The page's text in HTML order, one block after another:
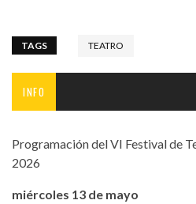
TAGS TEATRO
INFO
Programación del VI Festival de
2026
miércoles 13 de mayo